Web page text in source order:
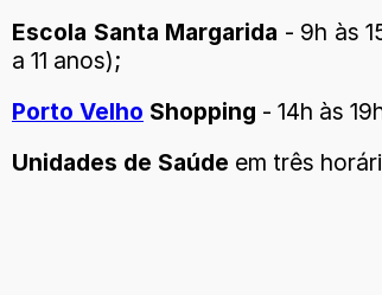
Escola Santa Margarida - 9h às
a 11 anos);
Porto Velho Shopping - 14h às
Unidades de Saúde em três